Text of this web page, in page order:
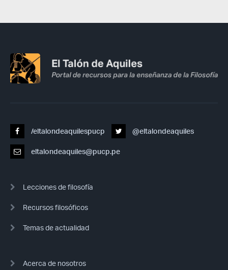
/eltalondeaquilespucp @eltalondeaquiles
eltalondeaquiles@pucp.pe
Lecciones de filosofía
Recursos filosóficos
Temas de actualidad
Acerca de nosotros